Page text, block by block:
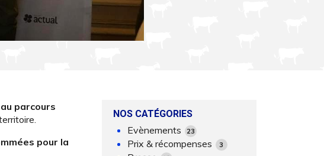
parcours
pour la
NOS CATÉGORIES
Evènements 23
Prix & récompenses 3